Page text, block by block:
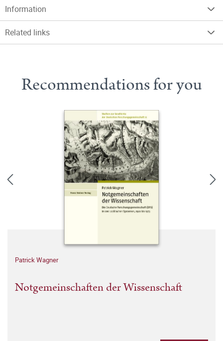
Information
Related links
Recommendations for you
Patrick Wagner
Notgemeinschaften der Wissenschaft